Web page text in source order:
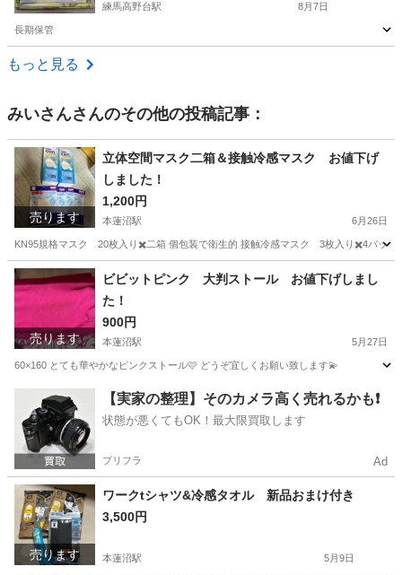
練馬高野台駅 8月7日
長期保管
東京 練馬区
もっと見る
みいさんさんのその他の投稿記事：
売ります
立体空間マスク二箱＆接触冷感マスク お値下げ
しました！
1,200円
本蓮沼駅 6月26日
KN95規格マスク 20枚入り✖️二箱 個包装で衛生的 接触冷感マスク 3枚入り✖️4パック
東京 板橋区 本蓮沼駅 家庭用品 マスク
売ります
ビビットピンク 大判ストール お値下げしまし
た！
900円
本蓮沼駅 5月27日
60×160 とても華やかなピンクストール🩷 どうぞ宜しくお願い致します💫
本蓮沼駅 服/ファッション ピンク
【実家の整理】そのカメラ高く売れるかも❗️
状態が悪くてもOK！最大限買取します
プリフラ Ad
売ります
ワークtシャツ&冷感タオル 新品おまけ付き
3,500円
本蓮沼駅 5月9日